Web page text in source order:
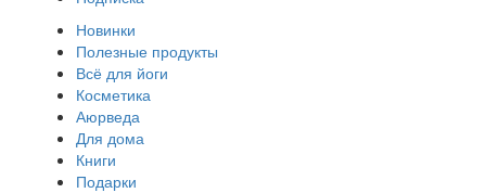
Новинки
Полезные продукты
Всё для йоги
Косметика
Аюрведа
Для дома
Книги
Подарки